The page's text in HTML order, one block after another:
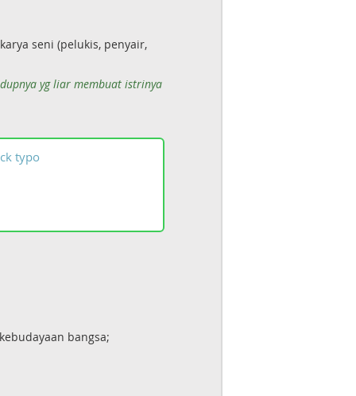
seni (pelukis, penyair,
yg liar membuat istrinya
typo
bangsa;